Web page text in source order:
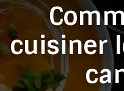
cuisiner